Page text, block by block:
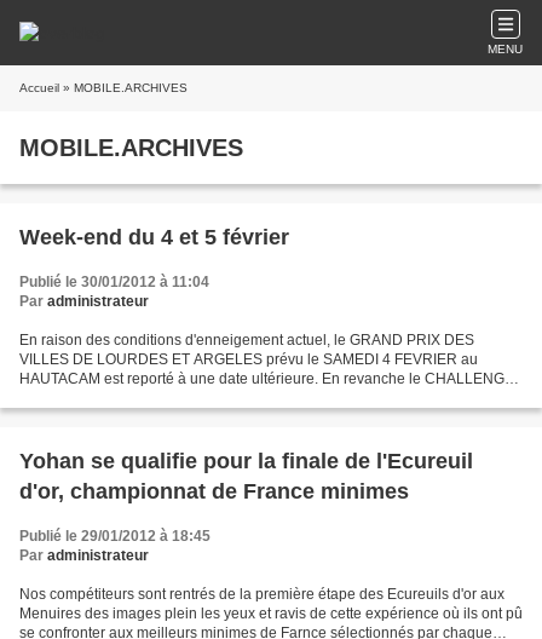
MENU
Accueil » MOBILE.ARCHIVES
MOBILE.ARCHIVES
Week-end du 4 et 5 février
Publié le 30/01/2012 à 11:04
Par administrateur
En raison des conditions d'enneigement actuel, le GRAND PRIX DES
VILLES DE LOURDES ET ARGELES prévu le SAMEDI 4 FEVRIER au
HAUTACAM est reporté à une date ultérieure. En revanche le CHALLENGE
CAUTERETS....
Yohan se qualifie pour la finale de l'Ecureuil
d'or, championnat de France minimes
Publié le 29/01/2012 à 18:45
Par administrateur
Nos compétiteurs sont rentrés de la première étape des Ecureuils d'or aux
Menuires des images plein les yeux et ravis de cette expérience où ils ont pû
se confronter aux meilleurs minimes de Farnce sélectionnés par chaque